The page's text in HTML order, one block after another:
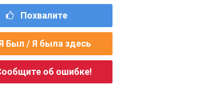
Похвалите
Был / Я была здесь
об ошибке!